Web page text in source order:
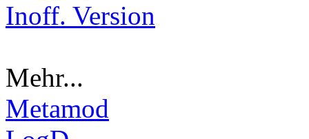
Inoff. Version
Mehr...
Metamod